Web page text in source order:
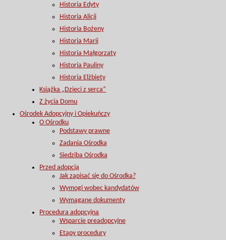
Historia Edyty
Historia Alicji
Historia Bożeny
Historia Marii
Historia Małgorzaty
Historia Pauliny
Historia Elżbiety
Książka „Dzieci z serca”
Z życia Domu
Ośrodek Adopcyjny i Opiekuńczy
O Ośrodku
Podstawy prawne
Zadania Ośrodka
Siedziba Ośrodka
Przed adopcją
Jak zapisać się do Ośrodka?
Wymogi wobec kandydatów
Wymagane dokumenty
Procedura adopcyjna
Wsparcie preadopcyjne
Etapy procedury